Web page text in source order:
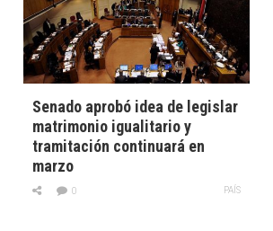
Senado aprobó idea de legislar
matrimonio igualitario y
tramitación continuará en
marzo
PAÍS
0